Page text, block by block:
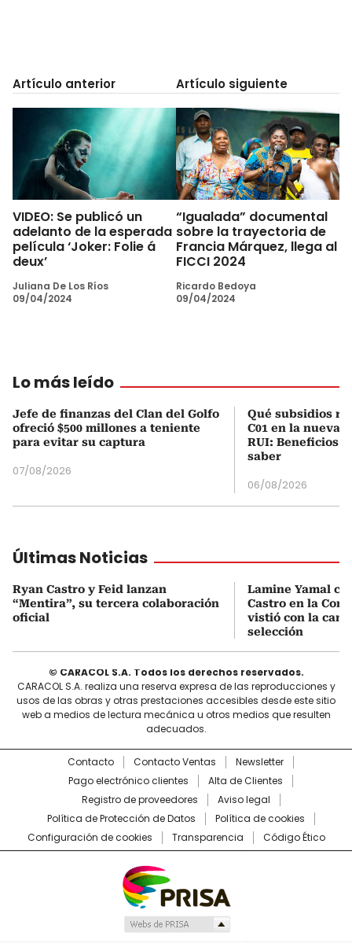
Artículo anterior
VIDEO: Se publicó un
adelanto de la esperada
película ‘Joker: Folie á
deux’
Juliana De Los Ríos
09/04/2024
Artículo siguiente
“Igualada” documental
sobre la trayectoria de
Francia Márquez, llega al
FICCI 2024
Ricardo Bedoya
09/04/2024
Lo más leído
Jefe de finanzas del Clan del Golfo
ofreció $500 millones a teniente
para evitar su captura
07/08/2026
Qué subsidios
C01 en la nueva
RUI: Beneficios
saber
06/08/2026
Últimas Noticias
Ryan Castro y Feid lanzan
“Mentira”, su tercera colaboración
oficial
Lamine Yamal
Castro en la
vistió con la
selección
© CARACOL S.A. Todos los derechos reservados.
CARACOL S.A. realiza una reserva expresa de las reproducciones y
usos de las obras y otras prestaciones accesibles desde este sitio
web a medios de lectura mecánica u otros medios que resulten
adecuados.
Contacto Contacto Ventas
Newsletter
Pago electrónico clientes
Alta de Clientes
Registro de proveedores
Aviso legal
Política de Protección de Datos
Política de cookies
Configuración de cookies
Transparencia Código Ético